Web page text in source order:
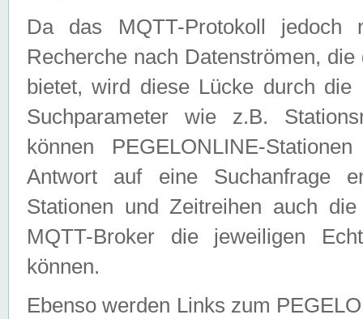
Da das MQTT-Protokoll jedoch
Recherche nach Datenströmen,
bietet, wird diese Lücke durch die
Suchparameter wie z.B.
können PEGELONLINE-
Antwort auf eine Suchanfrage
Stationen und Zeitreihen auch
MQTT-Broker die jeweiligen
können.
Ebenso werden Links zum